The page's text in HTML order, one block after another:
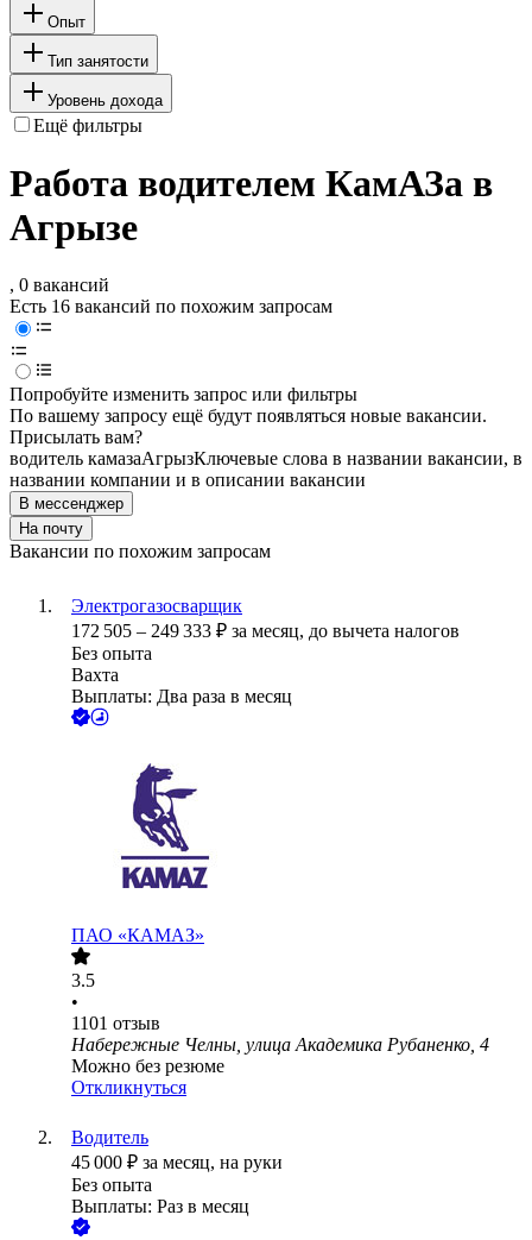
Опыт
Тип занятости
Уровень дохода
Ещё фильтры
Работа водителем КамАЗа в
Агрызе
, 0 вакансий
Есть 16 вакансий по похожим запросам
Попробуйте изменить запрос или фильтры
По вашему запросу ещё будут появляться новые вакансии.
Присылать вам?
водитель камазаАгрызКлючевые слова в названии вакансии, в
названии компании и в описании вакансии
В мессенджер
На почту
Вакансии по похожим запросам
Электрогазосварщик
172 505 – 249 333 ₽ за месяц, до вычета налогов
Без опыта
Вахта
Выплаты: Два раза в месяц
ПАО «КАМАЗ»
3.5
•
1101 отзыв
Набережные Челны, улица Академика Рубаненко, 4
Можно без резюме
Откликнуться
Водитель
45 000 ₽ за месяц, на руки
Без опыта
Выплаты: Раз в месяц